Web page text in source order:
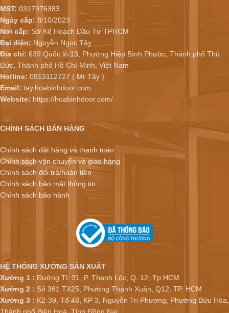
MST: 0317976383
Ngày cấp: 8/10/2023
Nơi cấp: Sở Kế Hoạch Đầu Tư TPHCM
Đại diện: Nguyễn Ngọc Tây
Địa chỉ: 639 Quốc lộ 13, Phường Hiệp Bình Phước, Thành phố Thủ
Đức, Thành phố Hồ Chí Minh, Việt Nam
Hotline: 0813112727 ( Mr Tây )
Email: tay.hoabinhdoor.com
Website: https://hoabinhdoor.com/
CHÍNH SÁCH BÁN HÀNG
Chính sách đặt hàng và thanh toán
Chính sách vận chuyển và giao hàng
Chính sách đổi trả/hoàn tiền
Chính sách bảo mật thông tin
Chính sách bảo hành
HỆ THỐNG XƯỞNG SẢN XUẤT
Xưởng 1 : Đường TL 31, P. Thạnh Lộc, Q. 12, Tp.HCM
Xưởng 2 : Số 361 TX25, Phường Thạnh Xuân, Q12, TP. HCM.
Xưởng 3 : K2-39, Tổ 48, KP 3, Nguyễn Tri Phương, Phường Bửu Hòa,
Thành phố Biên Hoà, Tỉnh Đồng Nai